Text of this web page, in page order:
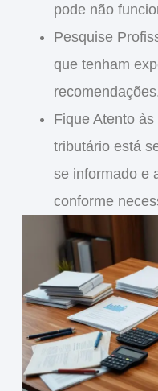
pode não
Pesquise
que tenham
Fique Atento
tributário está
se informado e
conforme